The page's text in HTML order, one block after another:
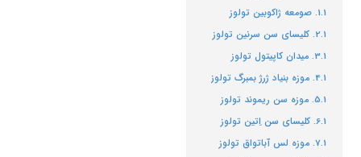
صومعه ژاکوبین تولوز
کلیسای سن سرنین تولوز
میدان کاپیتول تولوز
موزه بنیاد ژرژ بمبرگ تولوز
موزه سن ریموند تولوز
کلیسای سن اِتین تولوز
موزه لس آباتواق تولوز